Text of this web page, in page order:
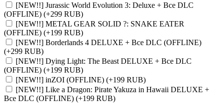
[NEW!!] Jurassic World Evolution 3: Deluxe + Все DLC
(OFFLINE) (+299 RUB)
[NEW!!] METAL GEAR SOLID ?: SNAKE EATER
(OFFLINE) (+199 RUB)
[NEW!!] Borderlands 4 DELUXE + Все DLC (OFFLINE)
(+299 RUB)
[NEW!!] Dying Light: The Beast DELUXE + Все DLC
(OFFLINE) (+199 RUB)
[NEW!!] inZOI (OFFLINE) (+199 RUB)
[NEW!!] Like a Dragon: Pirate Yakuza in Hawaii DELUXE +
Все DLC (OFFLINE) (+199 RUB)